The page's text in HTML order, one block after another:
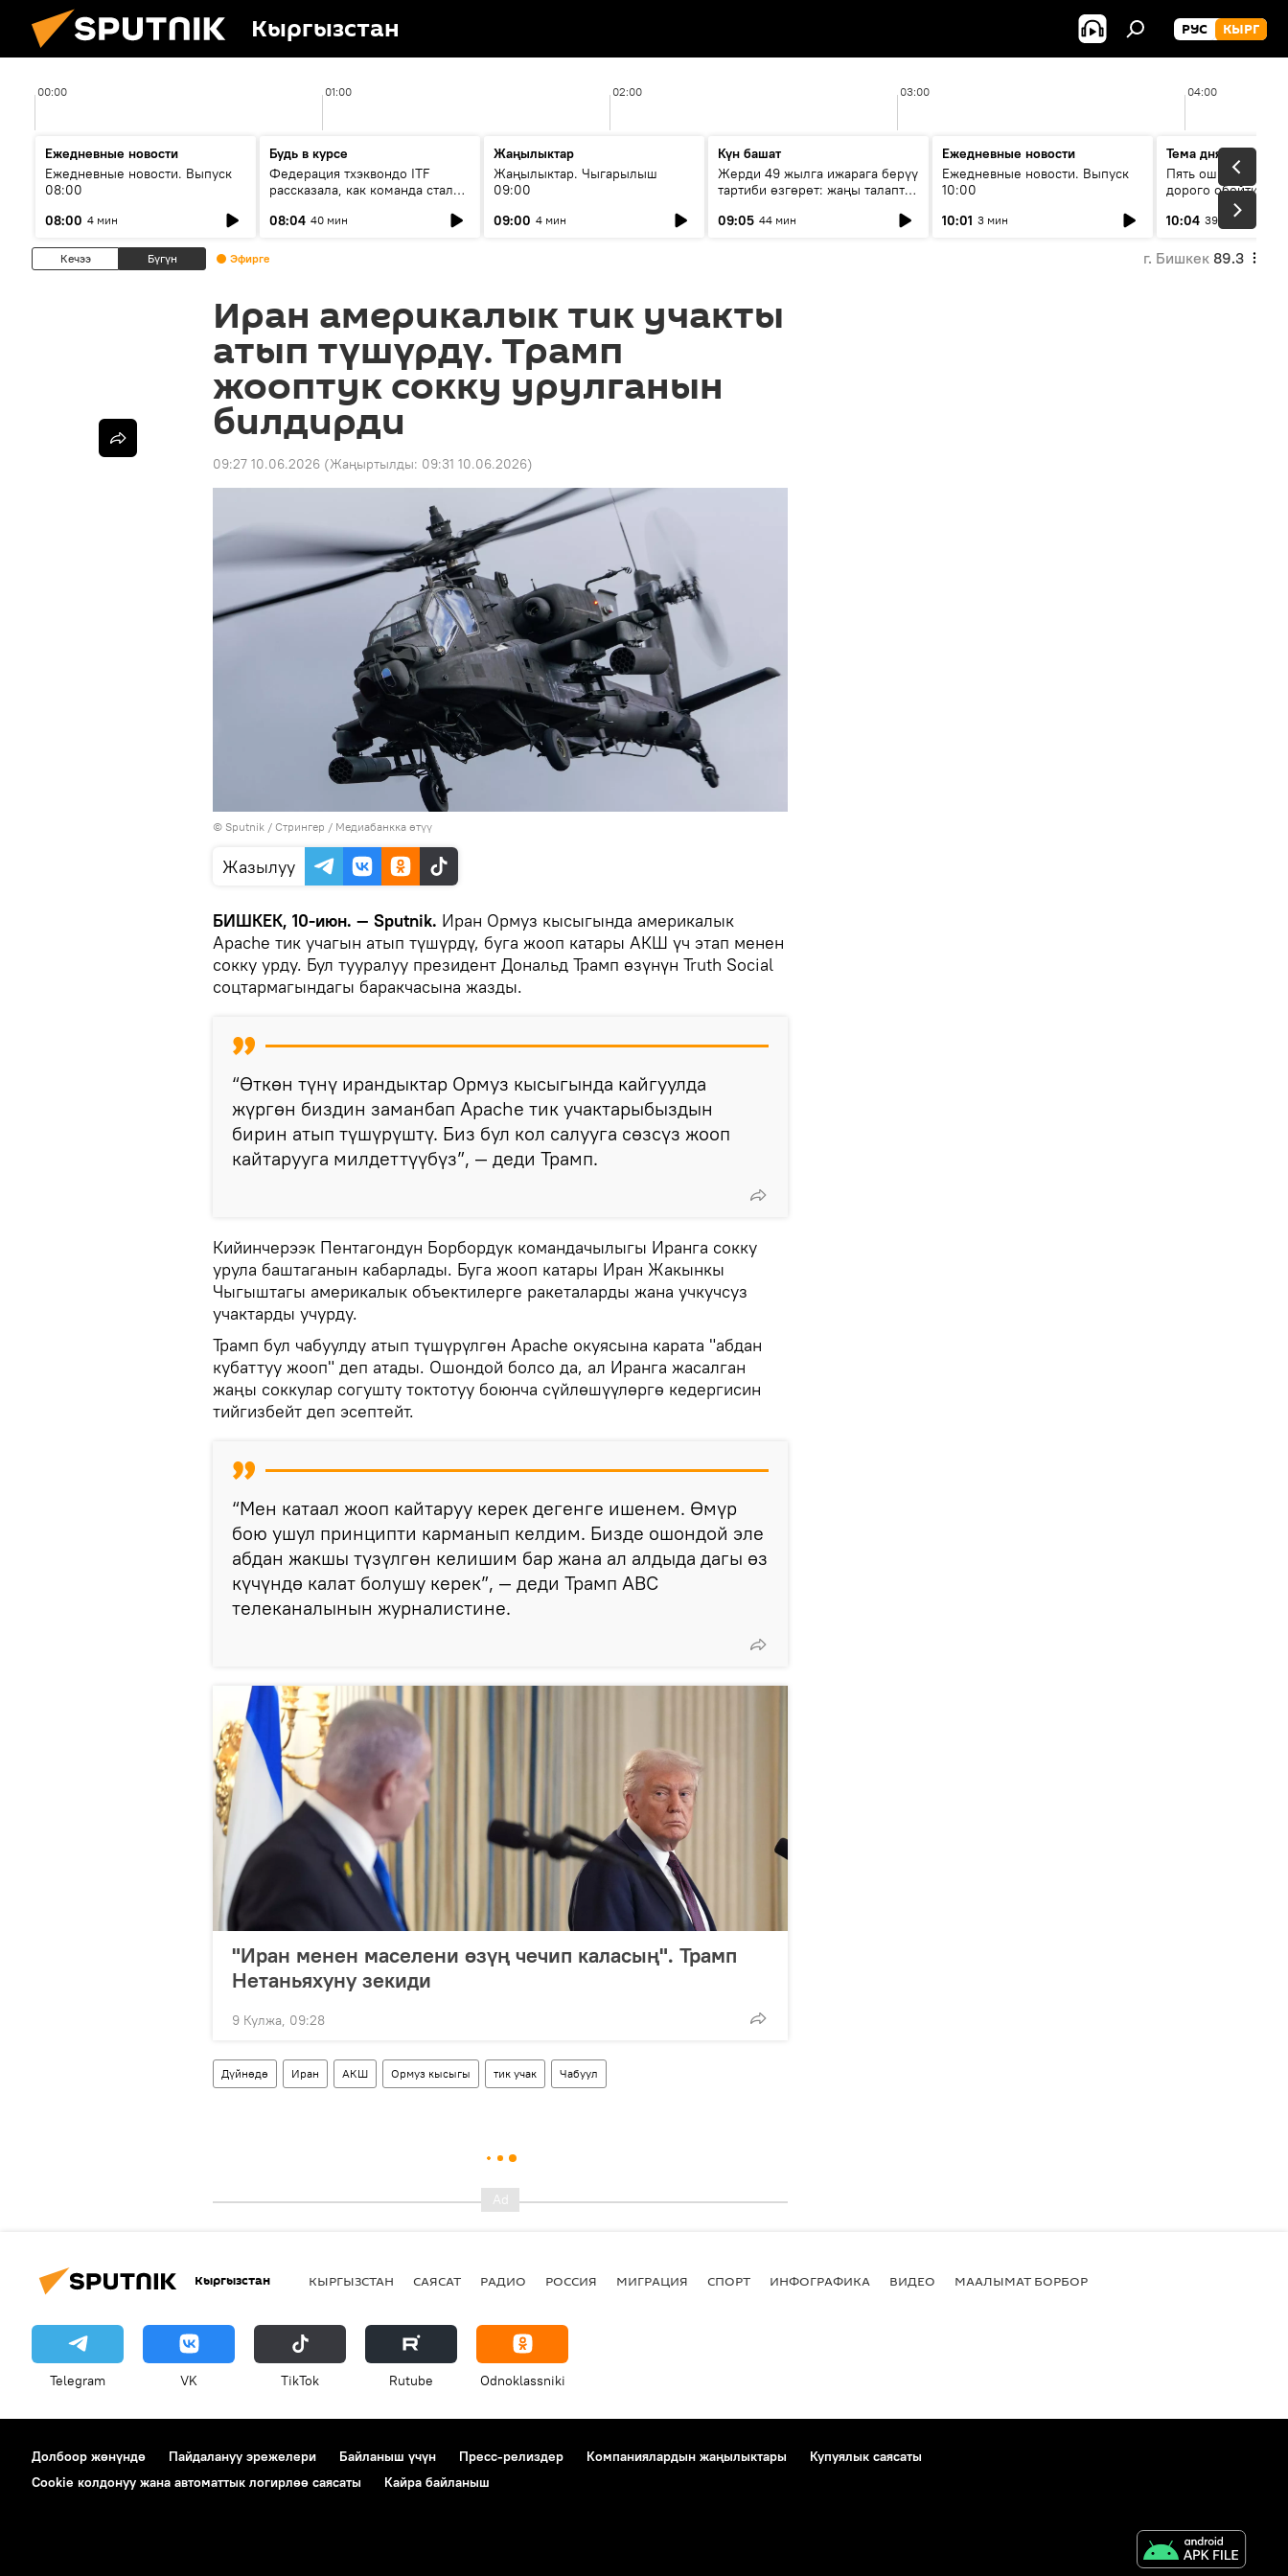
Кыргызстан РУС КЫРГ
00:00 01:00 02:00 03:00 04:00
Ежедневные новости
Ежедневные новости. Выпуск
08:00
08:00 4 мин
Будь в курсе
Федерация тхэквондо ITF
рассказала, как команда стала
08:04 40 мин
Жаңылыктар
Жаңылыктар. Чыгарылыш
09:00
09:00 4 мин
Күн башат
Жерди 49 жылга ижарага берүү
тартиби өзгөрөт: жаңы талаптар
09:05 44 мин
Ежедневные новости
Ежедневные новости. Выпуск
10:00
10:01 3 мин
Тема дня
Пять ошибок
дорого обойтись
10:04 39 мин
Кечээ Бүгүн Эфирге г. Бишкек 89.3
Иран америкалык тик учакты
атып түшүрдү. Трамп
жооптук сокку урулганын
билдирди
09:27 10.06.2026 (Жаңыртылды: 09:31 10.06.2026)
© Sputnik / Стрингер / Медиабанкка өтүү
Жазылуу
БИШКЕК, 10-июн. — Sputnik. Иран Ормуз кысыгында америкалык
Apache тик учагын атып түшүрдү, буга жооп катары АКШ үч этап менен
сокку урду. Бул тууралуу президент Дональд Трамп өзүнүн Truth Social
соцтармагындагы баракчасына жазды.
“Өткөн түнү ирандыктар Ормуз кысыгында кайгуулда
жүргөн биздин заманбап Apache тик учактарыбыздын
бирин атып түшүрүштү. Биз бул кол салууга сөзсүз жооп
кайтарууга милдеттүүбүз”, — деди Трамп.
Кийинчерээк Пентагондун Борбордук командачылыгы Иранга сокку
урула баштаганын кабарлады. Буга жооп катары Иран Жакынкы
Чыгыштагы америкалык объектилерге ракеталарды жана учкучсуз
учактарды учурду.
Трамп бул чабуулду атып түшүрүлгөн Apache окуясына карата "абдан
кубаттуу жооп" деп атады. Ошондой болсо да, ал Иранга жасалган
жаңы соккулар согушту токтотуу боюнча сүйлөшүүлөргө кедергисин
тийгизбейт деп эсептейт.
“Мен катаал жооп кайтаруу керек дегенге ишенем. Өмүр
бою ушул принципти карманып келдим. Бизде ошондой эле
абдан жакшы түзүлгөн келишим бар жана ал алдыда дагы өз
күчүндө калат болушу керек”, — деди Трамп ABC
телеканалынын журналистине.
"Иран менен маселени өзүң чечип каласың". Трамп
Нетаньяхуну зекиди
9 Кулжа, 09:28
Дүйнөдө Иран АКШ Ормуз кысыгы тик учак Чабуул
Кыргызстан КЫРГЫЗСТАН САЯСАТ РАДИО РОССИЯ МИГРАЦИЯ СПОРТ ИНФОГРАФИКА ВИДЕО МААЛЫМАТ БОРБОР
Telegram VK ТikТоk Rutube Odnoklassniki
Долбоор жөнүндө Пайдалануу эрежелери Байланыш үчүн Пресс-релиздер Компаниялардын жаңылыктары
Купуялык саясаты
Cookie колдонуу жана автоматтык логирлөө саясаты
Кайра байланыш